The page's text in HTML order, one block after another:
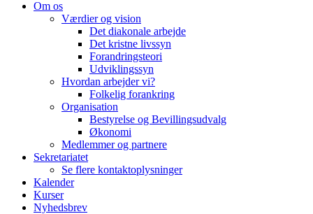
Om os
Værdier og vision
Det diakonale arbejde
Det kristne livssyn
Forandringsteori
Udviklingssyn
Hvordan arbejder vi?
Folkelig forankring
Organisation
Bestyrelse og Bevillingsudvalg
Økonomi
Medlemmer og partnere
Sekretariatet
Se flere kontaktoplysninger
Kalender
Kurser
Nyhedsbrev